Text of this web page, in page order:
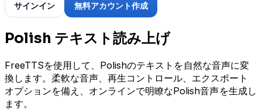
サインイン 無料アカウント作成
Polish テキスト読み上げ
FreeTTSを使用して、Polishのテキストを自然な音声に変
換します。柔軟な音声、再生コントロール、エクスポート
オプションを備え、オンラインで明瞭なPolish音声を生成し
ます。